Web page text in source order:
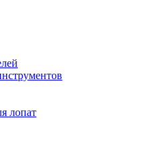
лопат